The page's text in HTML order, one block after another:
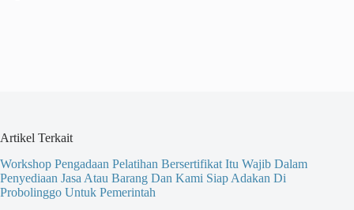
Artikel Terkait
Workshop Pengadaan Pelatihan Bersertifikat Itu Wajib Dalam
Penyediaan Jasa Atau Barang Dan Kami Siap Adakan Di
Probolinggo Untuk Pemerintah